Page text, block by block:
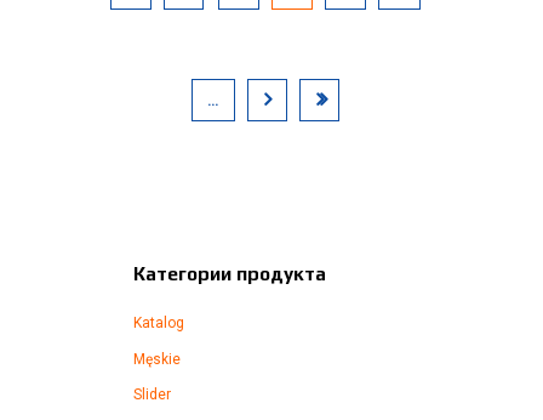
…
Категории продукта
Katalog
Męskie
Slider